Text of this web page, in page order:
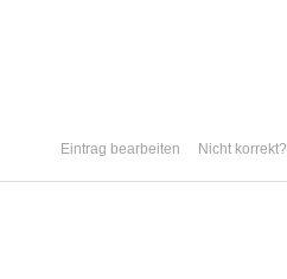
Nicht korrekt?
Eintrag bearbeiten